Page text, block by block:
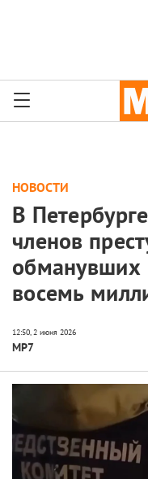
НОВОСТИ
В
членов
обманувших
восемь
МР7